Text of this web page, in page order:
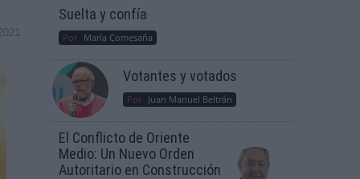
Suelta y confía
Por María Comesaña
Votantes y votados
Por Juan Manuel Beltrán
El Conflicto de Oriente
Medio: Un Nuevo Orden
Autoritario en Construcción